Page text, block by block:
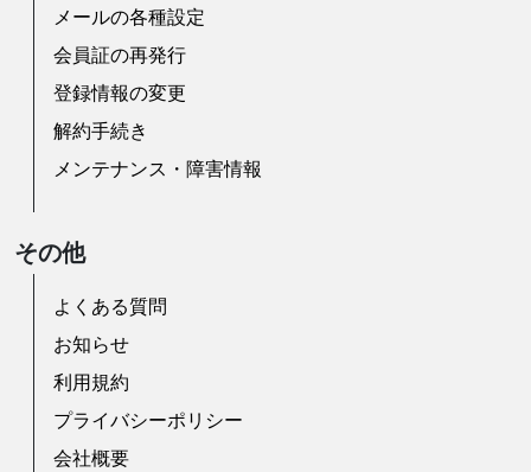
メールの各種設定
会員証の再発行
登録情報の変更
解約手続き
メンテナンス・障害情報
その他
よくある質問
お知らせ
利用規約
プライバシーポリシー
会社概要